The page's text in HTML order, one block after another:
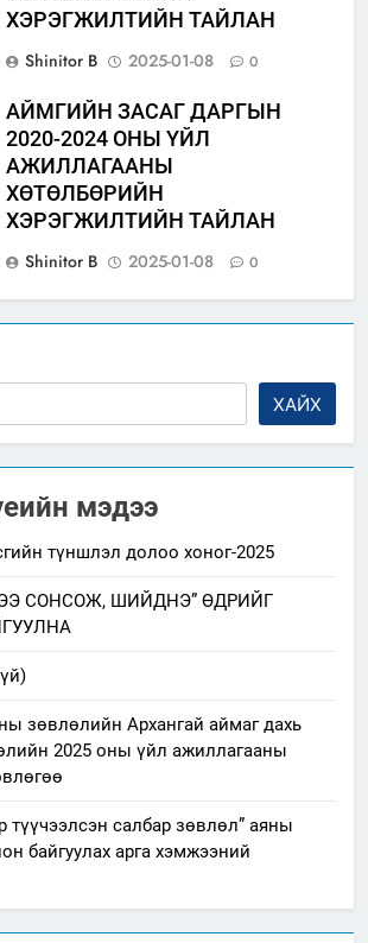
ХЭРЭГЖИЛТИЙН ТАЙЛАН
Shinitor B
2025-01-08 0
АЙМГИЙН ЗАСАГ ДАРГЫН
2020-2024 ОНЫ ҮЙЛ
АЖИЛЛАГААНЫ
ХӨТӨЛБӨРИЙН
ХЭРЭГЖИЛТИЙН ТАЙЛАН
Shinitor B
2025-01-08 0
ХАЙХ
мэдээ
түншлэл долоо хоног-2025
СОНСОЖ, ШИЙДНЭ” ӨДРИЙГ
зөвлөлийн Архангай аймаг дахь
2025 оны үйл ажиллагааны
түүчээлсэн салбар зөвлөл” аяны
байгуулах арга хэмжээний